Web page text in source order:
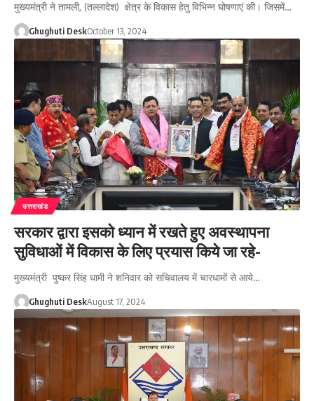
मुख्यमंत्री ने तामली, (तल्लादेश) क्षेत्र के विकास हेतु विभिन्न घोषणाएं की। जिसमें…
Ghughuti DeskOctober 13, 2024
उत्तराखंड
सरकार द्वारा इसको ध्यान में रखते हुए अवस्थापना
सुविधाओं में विकास के लिए प्रयास किये जा रहे-
मुख्यमंत्री पुष्कर सिंह धामी ने शनिवार को सचिवालय में चारधामों से आये…
Ghughuti DeskAugust 17, 2024